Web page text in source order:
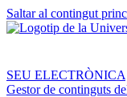
Saltar al contingut
SEU ELECTRÒNICA
Gestor de continguts